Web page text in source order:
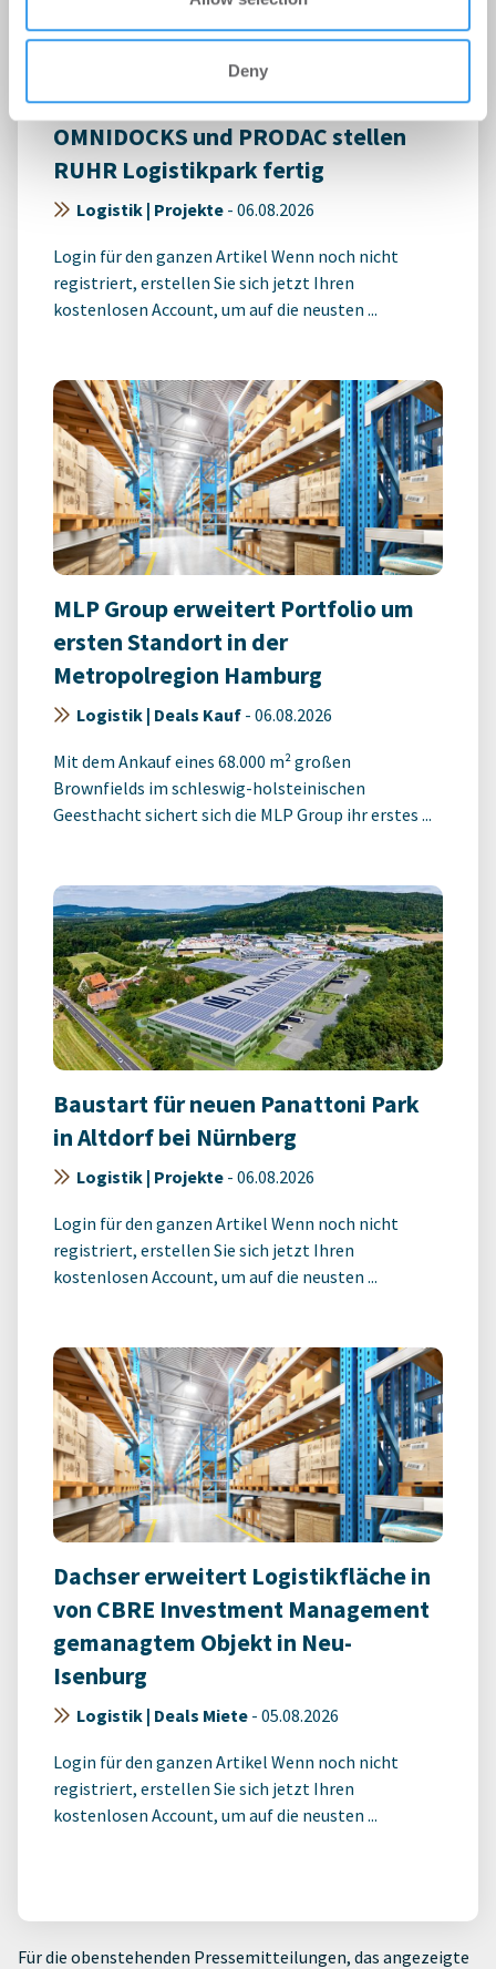
Deny
OMNIDOCKS und PRODAC stellen
RUHR Logistikpark fertig
Logistik | Projekte - 06.08.2026
Login für den ganzen Artikel Wenn noch nicht
registriert, erstellen Sie sich jetzt Ihren
kostenlosen Account, um auf die neusten ...
MLP Group erweitert Portfolio um
ersten Standort in der
Metropolregion Hamburg
Logistik | Deals Kauf - 06.08.2026
Mit dem Ankauf eines 68.000 m² großen
Brownfields im schleswig-holsteinischen
Geesthacht sichert sich die MLP Group ihr erstes ...
Baustart für neuen Panattoni Park
in Altdorf bei Nürnberg
Logistik | Projekte - 06.08.2026
Login für den ganzen Artikel Wenn noch nicht
registriert, erstellen Sie sich jetzt Ihren
kostenlosen Account, um auf die neusten ...
Dachser erweitert Logistikfläche in
von CBRE Investment Management
gemanagtem Objekt in Neu-
Isenburg
Logistik | Deals Miete - 05.08.2026
Login für den ganzen Artikel Wenn noch nicht
registriert, erstellen Sie sich jetzt Ihren
kostenlosen Account, um auf die neusten ...
Für die obenstehenden Pressemitteilungen, das angezeigte